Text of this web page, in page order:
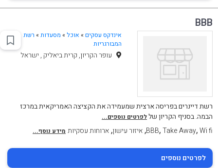
BBB
אינדקס עסקים » אוכל» מסעדות» רשת
המבורגריות
עופר הקריון, קרית ביאליק , ישראל
רשת דיינרים בפריסה ארצית שמעמידה את הקציצה האמריקאית במרכז
הבמה. בסניף הקריון שללפרטים נוספים...
BBB,Take Away,Wi fi
,איזור עישון,ארוחות עסקיות מידע נוסף...
לפרטים נוספים